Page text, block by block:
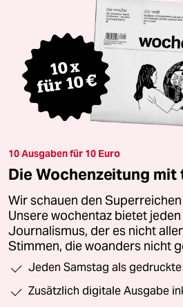
10 Ausgaben für 10 Euro
Die Wochenzeitung
Wir schauen den
Unsere wochentaz bietet
Journalismus, der es nicht
Stimmen, die woanders nicht
Jeden Samstag als
Zusätzlich digitale Ausgabe